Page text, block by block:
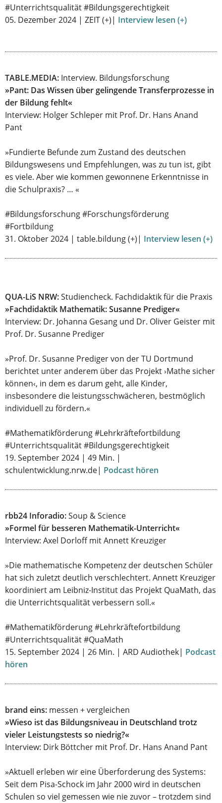
#Unterrichtsqualität #Bildungsgerechtigkeit
05. Dezember 2024 | ZEIT (+)| Interview lesen (+)
TABLE.MEDIA: Interview. Bildungsforschung
»Pant: Das Wissen über gelingende Transferprozesse in
der Bildung fehlt«
Interview: Holger Schleper mit Prof. Dr. Hans Anand
Pant
»Fundierte Befunde zum Zustand des deutschen
Bildungswesens und Empfehlungen, was zu tun ist, gibt
es viele. Aber wie kommen gewonnene Erkenntnisse in
die Schulpraxis? … «
#Bildungsforschung #Forschungsförderung
#Fortbildung
31. Oktober 2024 | table.bildung (+)| Interview lesen (+)
QUA-LiS NRW:Studiencheck. Fachdidaktik für die Praxis
»Fachdidaktik Mathematik: Susanne Prediger«
Interview: Dr. Johanna Gesang und Dr. Oliver Geister mit
Prof. Dr. Susanne Prediger
»Prof. Dr. Susanne Prediger von der TU Dortmund
berichtet unter anderem über das Projekt ›Mathe sicher
können‹, in dem es darum geht, alle Kinder,
insbesondere die leistungsschwächeren, bestmöglich
individuell zu fördern.«
#Mathematikförderung #Lehrkräftefortbildung
#Unterrichtsqualität #Bildungsgerechtigkeit
19. September 2024 | 49 Min. |
schulentwicklung.nrw.de| Podcast hören
rbb24 Inforadio:Soup & Science
»Formel für besseren Mathematik-Unterricht«
Interview: Axel Dorloff mit Annett Kreuziger
»Die mathematische Kompetenz der deutschen Schüler
hat sich zuletzt deutlich verschlechtert. Annett Kreuziger
koordiniert am Leibniz-Institut das Projekt QuaMath, das
die Unterrichtsqualität verbessern soll.«
#Mathematikförderung #Lehrkräftefortbildung
#Unterrichtsqualität #QuaMath
15. September 2024 | 26 Min. | ARD Audiothek| Podcast
hören
brand eins: messen + vergleichen
»Wieso ist das Bildungsniveau in Deutschland trotz
vieler Leistungstests so niedrig?«
Interview: Dirk Böttcher mit Prof. Dr. Hans Anand Pant
»Aktuell erleben wir eine Überforderung des Systems:
Seit dem Pisa-Schock im Jahr 2000 wird in deutschen
Schulen so viel gemessen wie nie zuvor – trotzdem sind